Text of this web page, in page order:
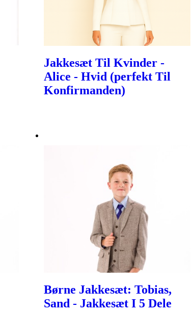
Jakkesæt Til Kvinder -
Alice - Hvid (perfekt Til
Konfirmanden)
Børne Jakkesæt: Tobias,
Sand - Jakkesæt I 5 Dele